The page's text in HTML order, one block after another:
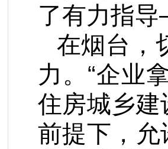
了有力指
在烟台，
力。“企业
住房城乡
前提下，